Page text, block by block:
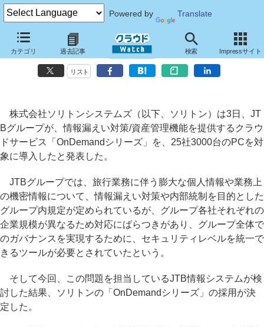
Powered by Translate
カテゴリ 過去記事 検索 Impressサイト
JTBグループ、ソリトンの情報漏えい対策クラウドサービス
「OnDemandシリーズ」を導入
リスト
株式会社ソリトンシステムズ（以下、ソリトン）は3日、JT
Bグループが、情報漏えい対策/資産管理機能を提供するクラウ
ドサービス「OnDemandシリーズ」を、25社3000台のPCを対
象に導入したと発表した。
JTBグループでは、旅行業務に伴う膨大な個人情報や業務上
の機密情報について、情報漏えい対策や内部統制を目的とした
グループ内規定が定められているが、グループ各社それぞれの
企業規模が異なるため対応にばらつきがあり、グループ全体で
のガバナンスを実現するために、セキュリティレベルを統一で
きるツールが必要とされていたという。
そして今回、この問題を担当しているJTB情報システムが検
討した結果、ソリトンの「OnDemandシリーズ」の採用が決
定した。